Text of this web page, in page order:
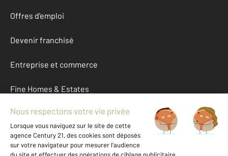
Offres d'emploi
Devenir franchisé
Entreprise et commerce
Fine Homes & Estates
À propos
International